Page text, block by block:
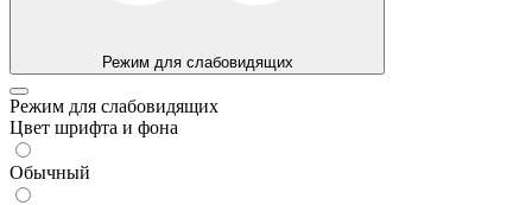
Режим для слабовидящих
Режим для слабовидящих
Цвет шрифта и фона
Обычный